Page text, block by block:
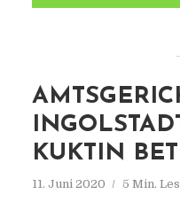
KUKTIN
11. Juni 2020 5 Min.